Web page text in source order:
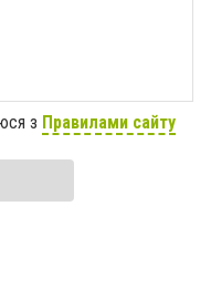
з Правилами сайту